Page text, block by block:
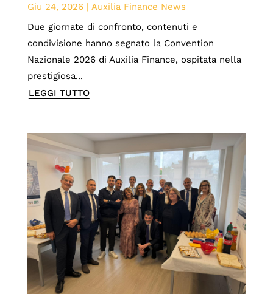
Giu 24, 2026| Auxilia Finance News
Due giornate di confronto, contenuti e
condivisione hanno segnato la Convention
Nazionale 2026 di Auxilia Finance, ospitata nella
prestigiosa...
LEGGI TUTTO